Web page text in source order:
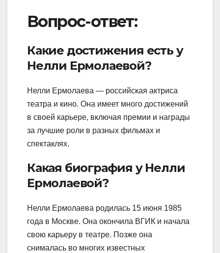
Вопрос-ответ:
Какие достижения есть у
Нелли Ермолаевой?
Нелли Ермолаева — российская актриса
театра и кино. Она имеет много достижений
в своей карьере, включая премии и награды
за лучшие роли в разных фильмах и
спектаклях.
Какая биография у Нелли
Ермолаевой?
Нелли Ермолаева родилась 15 июня 1985
года в Москве. Она окончила ВГИК и начала
свою карьеру в театре. Позже она
снималась во многих известных